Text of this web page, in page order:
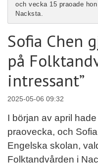
och vecka 15 praoade
Nacksta.
Sofia Chen
på
intressant”
2025-05-06 09:32
I början av april
praovecka, och
Engelska skolan,
Folktandvården i